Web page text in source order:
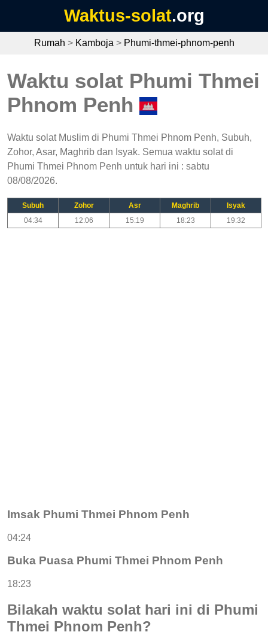
Waktus-solat.org
Rumah > Kamboja > Phumi-thmei-phnom-penh
Waktu solat Phumi Thmei
Phnom Penh
Waktu solat Muslim di Phumi Thmei Phnom Penh, Subuh,
Zohor, Asar, Maghrib dan Isyak. Semua waktu solat di
Phumi Thmei Phnom Penh untuk hari ini : sabtu
08/08/2026.
Subuh Zohor Asr Maghrib
Isyak
04:34
12:06 15:19 18:23 19:32
Imsak Phumi Thmei Phnom Penh
04:24
Buka Puasa Phumi Thmei Phnom Penh
18:23
Bilakah waktu solat hari ini di Phumi
Thmei Phnom Penh?